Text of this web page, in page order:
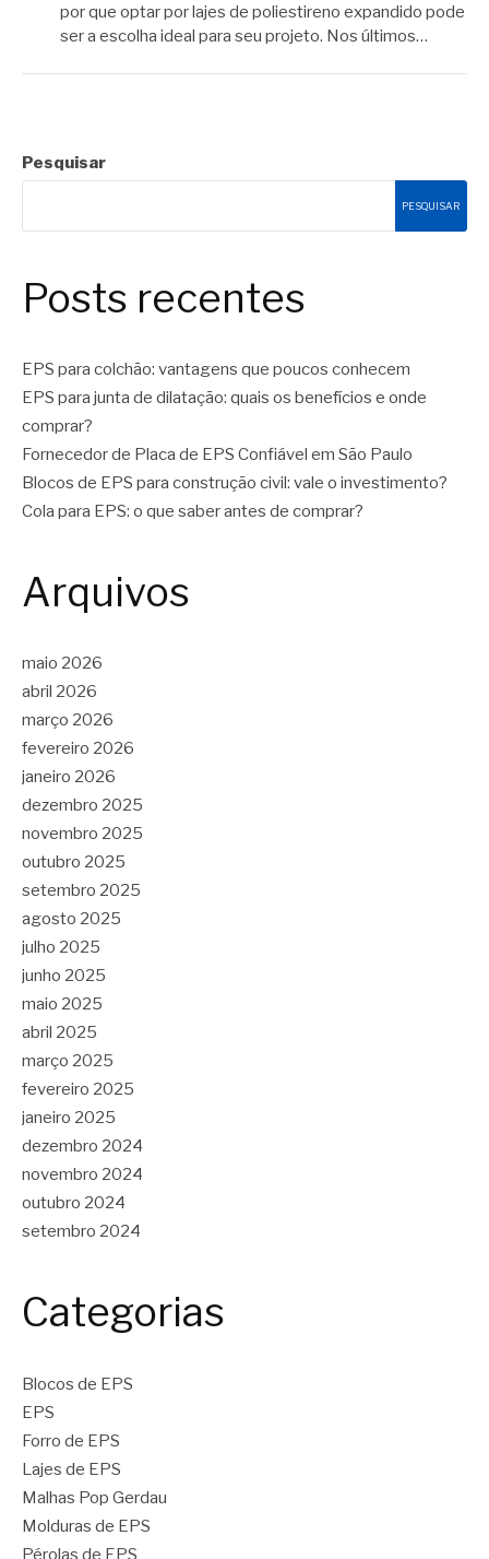
por que optar por lajes de poliestireno expandido pode
ser a escolha ideal para seu projeto. Nos últimos…
Pesquisar
PESQUISAR
Posts recentes
EPS para colchão: vantagens que poucos conhecem
EPS para junta de dilatação: quais os benefícios e onde
comprar?
Fornecedor de Placa de EPS Confiável em São Paulo
Blocos de EPS para construção civil: vale o investimento?
Cola para EPS: o que saber antes de comprar?
Arquivos
maio 2026
abril 2026
março 2026
fevereiro 2026
janeiro 2026
dezembro 2025
novembro 2025
outubro 2025
setembro 2025
agosto 2025
julho 2025
junho 2025
maio 2025
abril 2025
março 2025
fevereiro 2025
janeiro 2025
dezembro 2024
novembro 2024
outubro 2024
setembro 2024
Categorias
Blocos de EPS
EPS
Forro de EPS
Lajes de EPS
Malhas Pop Gerdau
Molduras de EPS
Pérolas de EPS